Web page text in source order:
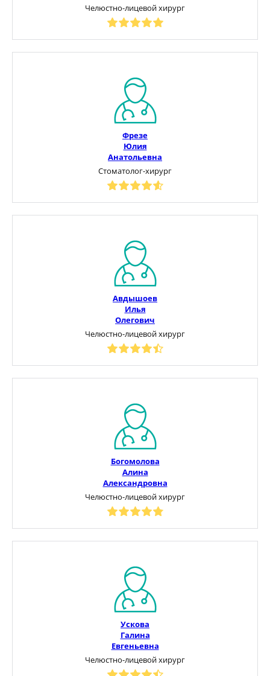
Челюстно-лицевой хирург
Фрезе
Юлия
Анатольевна
Стоматолог-хирург
Авдышоев
Илья
Олегович
Челюстно-лицевой хирург
Богомолова
Алина
Александровна
Челюстно-лицевой хирург
Ускова
Галина
Евгеньевна
Челюстно-лицевой хирург